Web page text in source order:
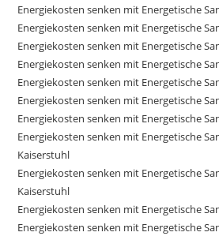
Energiekosten senken mit Energetische
Energiekosten senken mit Energetische
Energiekosten senken mit Energetische
Energiekosten senken mit Energetische
Energiekosten senken mit Energetische
Energiekosten senken mit Energetische
Energiekosten senken mit Energetische
Energiekosten senken mit Energetische
Kaiserstuhl
Energiekosten senken mit Energetische
Kaiserstuhl
Energiekosten senken mit Energetische
Energiekosten senken mit Energetische